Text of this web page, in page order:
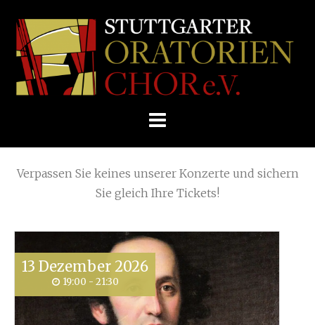
Skip
E.V.
Home Requiem: Karl Jenkins »
Verpassen Sie keines unserer Konzerte und sichern
Sie gleich Ihre Tickets!
13 Dezember 2026
19:00 - 21:30